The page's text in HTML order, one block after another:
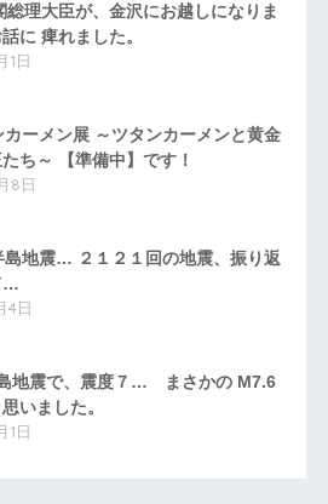
総理大臣が、金沢にお越しになりま
に 痺れました。
1日
カーメン展 ～ツタンカーメンと黄金
ち～ 【準備中】です！
8日
島地震… ２１２１回の地震、振り返
…
4日
地震で、震度７… まさかの M7.6
いました。
1日